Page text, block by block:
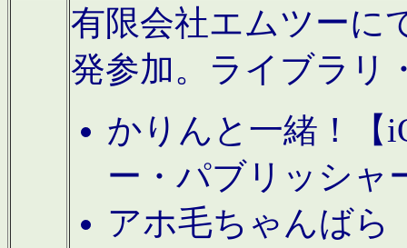
有限会社エムツーに
発参加。ライブラリ
かりんと一緒！【
ー・パブリッシャ
アホ毛ちゃんばら